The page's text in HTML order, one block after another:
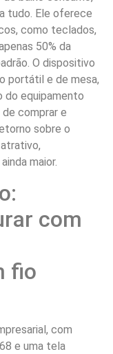
tudo. Ele oferece
como teclados,
50% da
O dispositivo
portátil e de mesa,
do equipamento
comprar e
sobre o
maior.
com
fio
com
e uma tela